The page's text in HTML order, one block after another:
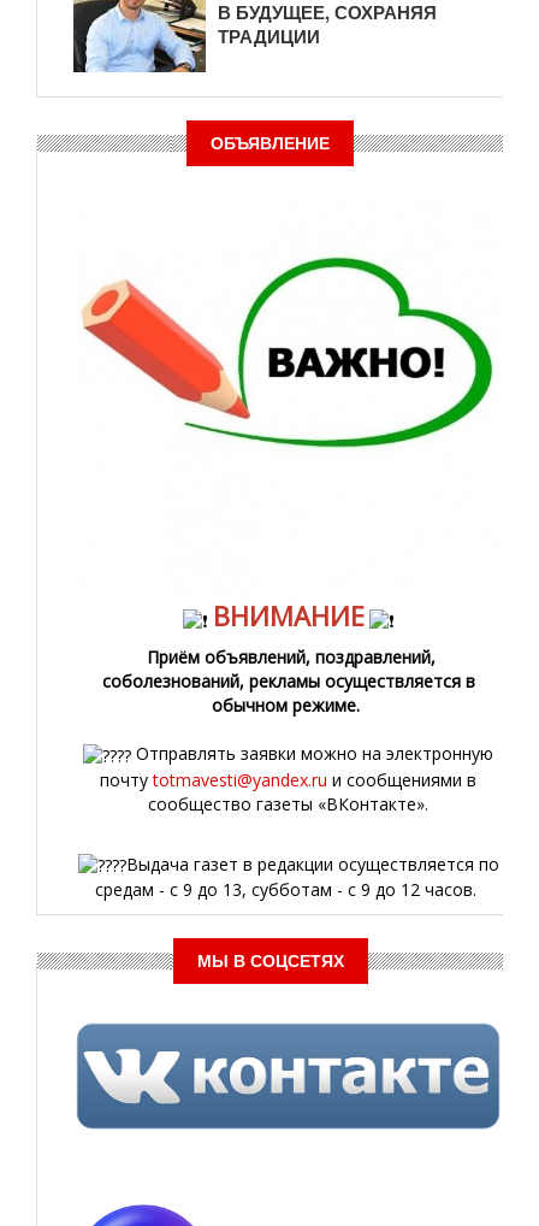
В БУДУЩЕЕ, СОХРАНЯЯ
ТРАДИЦИИ
ОБЪЯВЛЕНИЕ
ВНИМАНИЕ
Приём объявлений, поздравлений,
соболезнований, рекламы осуществляется в
обычном режиме.
Отправлять заявки можно на электронную
почтуtotmavesti@yandex.ru и сообщениями в
сообщество газеты «ВКонтакте».
Выдача газет в редакции осуществляется по
средам - с 9 до 13, субботам - с 9 до 12 часов.
МЫ В СОЦСЕТЯХ